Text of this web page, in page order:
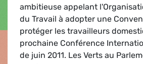
ambitieuse appelant
du Travail à adopter une
protéger les travailleurs
prochaine Conférence
de juin 2011. Les Verts au